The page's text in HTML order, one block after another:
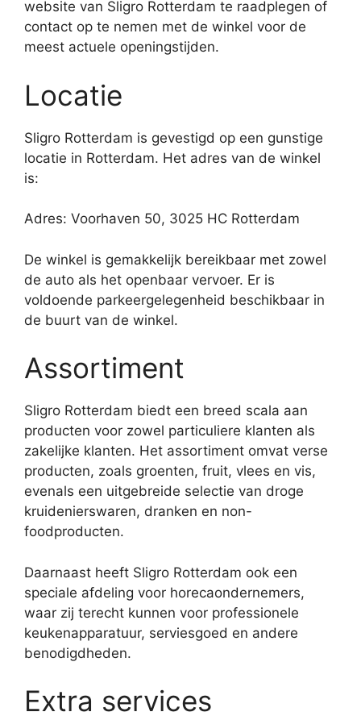
website van Sligro Rotterdam te raadplegen of
contact op te nemen met de winkel voor de
meest actuele openingstijden.
Locatie
Sligro Rotterdam is gevestigd op een gunstige
locatie in Rotterdam. Het adres van de winkel
is:
Adres: Voorhaven 50, 3025 HC Rotterdam
De winkel is gemakkelijk bereikbaar met zowel
de auto als het openbaar vervoer. Er is
voldoende parkeergelegenheid beschikbaar in
de buurt van de winkel.
Assortiment
Sligro Rotterdam biedt een breed scala aan
producten voor zowel particuliere klanten als
zakelijke klanten. Het assortiment omvat verse
producten, zoals groenten, fruit, vlees en vis,
evenals een uitgebreide selectie van droge
kruidenierswaren, dranken en non-
foodproducten.
Daarnaast heeft Sligro Rotterdam ook een
speciale afdeling voor horecaondernemers,
waar zij terecht kunnen voor professionele
keukenapparatuur, serviesgoed en andere
benodigdheden.
Extra services